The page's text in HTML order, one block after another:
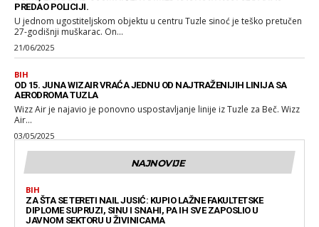
PREDAO POLICIJI.
U jednom ugostiteljskom objektu u centru Tuzle sinoć je teško pretučen
27-godišnji muškarac. On...
21/06/2025
BIH
OD 15. JUNA WIZAIR VRAĆA JEDNU OD NAJTRAŽENIJIH LINIJA SA
AERODROMA TUZLA
Wizz Air je najavio je ponovno uspostavljanje linije iz Tuzle za Beč. Wizz
Air...
03/05/2025
NAJNOVIJE
BIH
ZA ŠTA SE TERETI NAIL JUSIĆ: KUPIO LAŽNE FAKULTETSKE
DIPLOME SUPRUZI, SINU I SNAHI, PA IH SVE ZAPOSLIO U
JAVNOM SEKTORU U ŽIVINICAMA